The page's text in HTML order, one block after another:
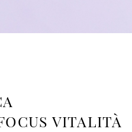
VITALITÀ